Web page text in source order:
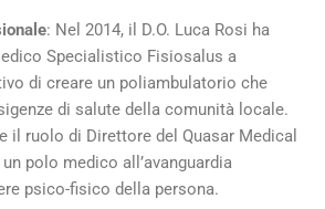
: Nel 2014, il D.O. Luca Rosi ha
Specialistico Fisiosalus a
di creare un poliambulatorio che
di salute della comunità locale.
il ruolo di Direttore del Quasar Medical
polo medico all’avanguardia
psico-fisico della persona.